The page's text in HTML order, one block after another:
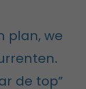
plan, we
de top”